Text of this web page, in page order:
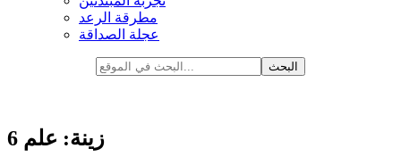
مطرقة الرعد
عجلة الصداقة
زينة: علم 6